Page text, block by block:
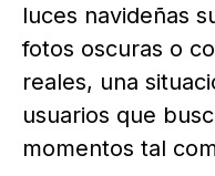
luces navideñas
fotos oscuras o
reales, una
usuarios que
momentos tal